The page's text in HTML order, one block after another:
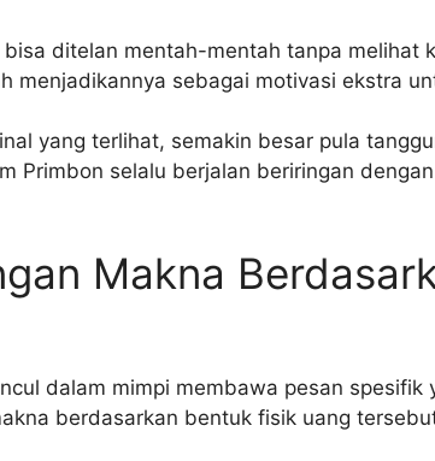
ditelan mentah-mentah tanpa melihat
menjadikannya sebagai motivasi ekstra
yang terlihat, semakin besar pula
Primbon selalu berjalan beriringan
Makna
dalam mimpi membawa pesan spesifik
berdasarkan bentuk fisik uang